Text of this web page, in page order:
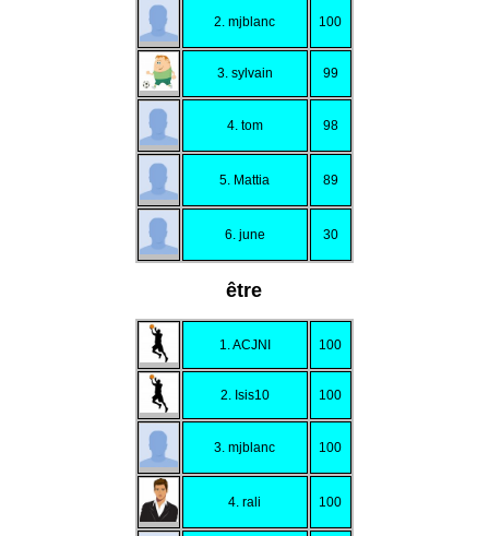
2. mjblanc 100
3. sylvain 99
4. tom 98
5. Mattia 89
6. june 30
être
1. ACJNI 100
2. Isis10 100
3. mjblanc 100
4. rali 100